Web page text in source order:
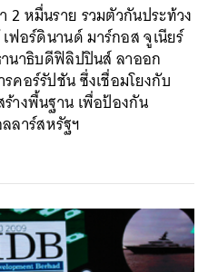
2 หมื่นราย รวมตัวกันประท้วง
ฟอร์ดินานด์ มาร์กอส จูเนียร์
านาธิบดีฟิลิปปินส์ ลาออก
คอร์รัปชัน ซึ่งเชื่อมโยงกับ
ร้างพื้นฐาน เพื่อป้องกัน
าร์สหรัฐฯ
LINE EMAIL